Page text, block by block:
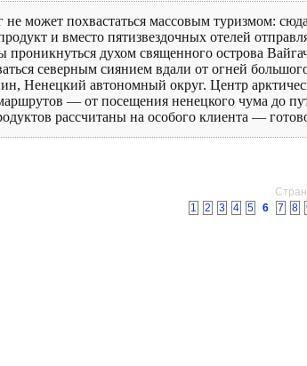
может похвастаться массовым туризмом:
и вместо пятизвездочных отелей
духом священного острова
северным сиянием вдали от огней
Ненецкий автономный округ. Центр
— от посещения ненецкого чума до
рассчитаны на особого клиента —
1
2 3 4 5 6 7 8